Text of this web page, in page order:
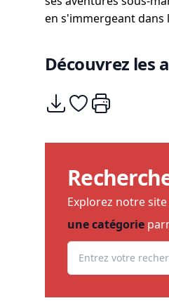
en s'immergeant dans
Découvrez les
Télécharger
Ajouter à mes
Imprimer
Explorez notre
une catégorie